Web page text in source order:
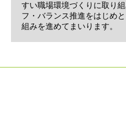
すい職場環境づくりに取り
フ・バランス推進をはじめ
組みを進めてまいります。